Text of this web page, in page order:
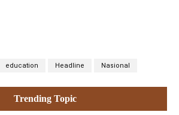
education Headline Nasional
Trending Topic